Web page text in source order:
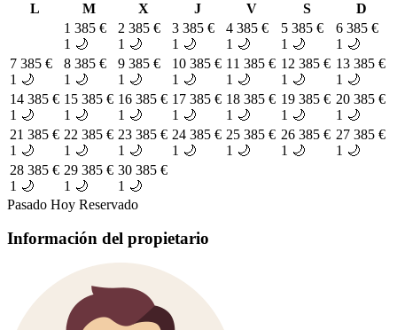
L M X J V S
D
1 385 €
1 🌙
2 385 €
1 🌙
3 385 €
1 🌙
4 385 €
1 🌙
5 385 €
1 🌙
6 385 €
1 🌙
7 385 €
1 🌙
8 385 €
1 🌙
9 385 €
1 🌙
10 385 €
1 🌙
11 385 €
1 🌙
12 385 €
1 🌙
13 385 €
1 🌙
14 385 €
1 🌙
15 385 €
1 🌙
16 385 €
1 🌙
17 385 €
1 🌙
18 385 €
1 🌙
19 385 €
1 🌙
20 385 €
1 🌙
21 385 €
1 🌙
22 385 €
1 🌙
23 385 €
1 🌙
24 385 €
1 🌙
25 385 €
1 🌙
26 385 €
1 🌙
27 385 €
1 🌙
28 385 €
1 🌙
29 385 €
1 🌙
30 385 €
1 🌙
Pasado Hoy Reservado
Información del propietario